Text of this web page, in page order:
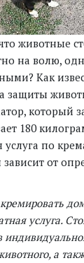
животные
на волю,
Как
защиты
который
180
услуга по
от
услуга.
а